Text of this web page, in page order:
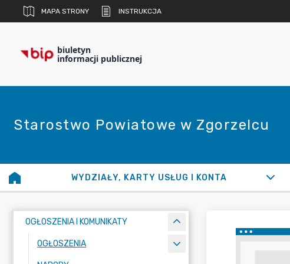
MAPA STRONY INSTRUKCJA
biuletyn
informacji publicznej
Starostwo Powiatowe w Zgorzelcu
WYDZIAŁY, KARTY USŁUG I KONTA
OGŁOSZENIA I KOMUNIKATY
OGŁOSZENIA